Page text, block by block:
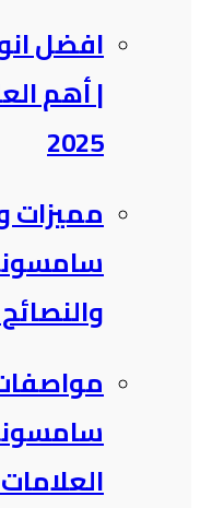
افضل
| أهم
2025